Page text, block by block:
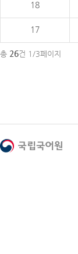
18
17
총 26건 1/3페이지